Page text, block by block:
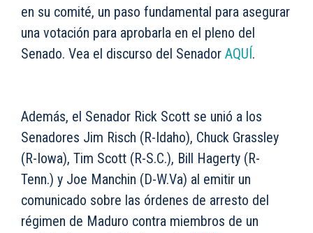
en su comité, un paso fundamental para asegurar
una votación para aprobarla en el pleno del
Senado. Vea el discurso del Senador AQUÍ.
Además, el Senador Rick Scott se unió a los
Senadores Jim Risch (R-Idaho), Chuck Grassley
(R-Iowa), Tim Scott (R-S.C.), Bill Hagerty (R-
Tenn.) y Joe Manchin (D-W.Va) al emitir un
comunicado sobre las órdenes de arresto del
régimen de Maduro contra miembros de un